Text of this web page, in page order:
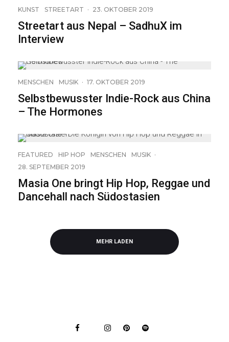
23
KUNST STREETART · 23. OKTOBER 2019
Streetart aus Nepal – SadhuX im
Interview
MENSCHEN MUSIK · 17. OKTOBER 2019
Selbstbewusster Indie-Rock aus China
– The Hormones
FEATURED HIP HOP MENSCHEN MUSIK ·
28. SEPTEMBER 2019
Masia One bringt Hip Hop, Reggae und
Dancehall nach Südostasien
MEHR LADEN